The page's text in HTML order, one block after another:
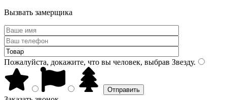
Вызвать замерщика
Пожалуйста, докажите, что вы человек, выбрав Звезду.